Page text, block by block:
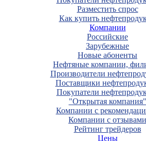
Разместить спрос
Как купить
Компании
Российские
Зарубежные
Новые абоненты
Нефтяные компании,
Производители
Поставщики
Покупатели
"Открытая компания"
Компании с
Компании с отзывами
Рейтинг трейдеров
Цены